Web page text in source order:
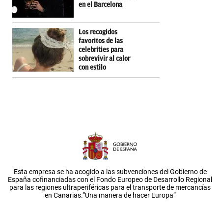
en el Barcelona
Los recogidos
favoritos de las
celebrities para
sobrevivir al calor
con estilo
Esta empresa se ha acogido a las subvenciones del Gobierno de
España cofinanciadas con el Fondo Europeo de Desarrollo Regional
para las regiones ultraperiféricas para el transporte de mercancías
en Canarias.”Una manera de hacer Europa”